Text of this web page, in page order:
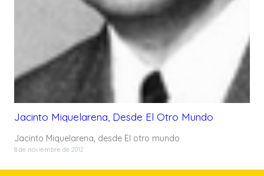
Jacinto Miquelarena, Desde El Otro Mundo
Jacinto Miquelarena, desde El otro mundo
8 de noviembre de 2012